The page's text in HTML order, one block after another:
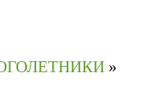
»